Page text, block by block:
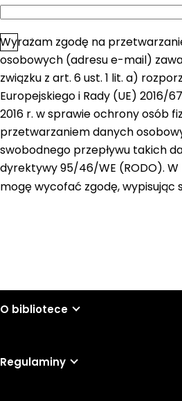
Zgoda*
Wyrażam zgodę na
osobowych (adresu e-mail)
związku z art. 6 ust. 1 lit. a)
Europejskiego i Rady (UE) 2016/
2016 r. w sprawie ochrony osób
przetwarzaniem danych
swobodnego przepływu takich
dyrektywy 95/46/WE (RODO).
mogę wycofać zgodę, wypisując
O bibliotece
Regulaminy